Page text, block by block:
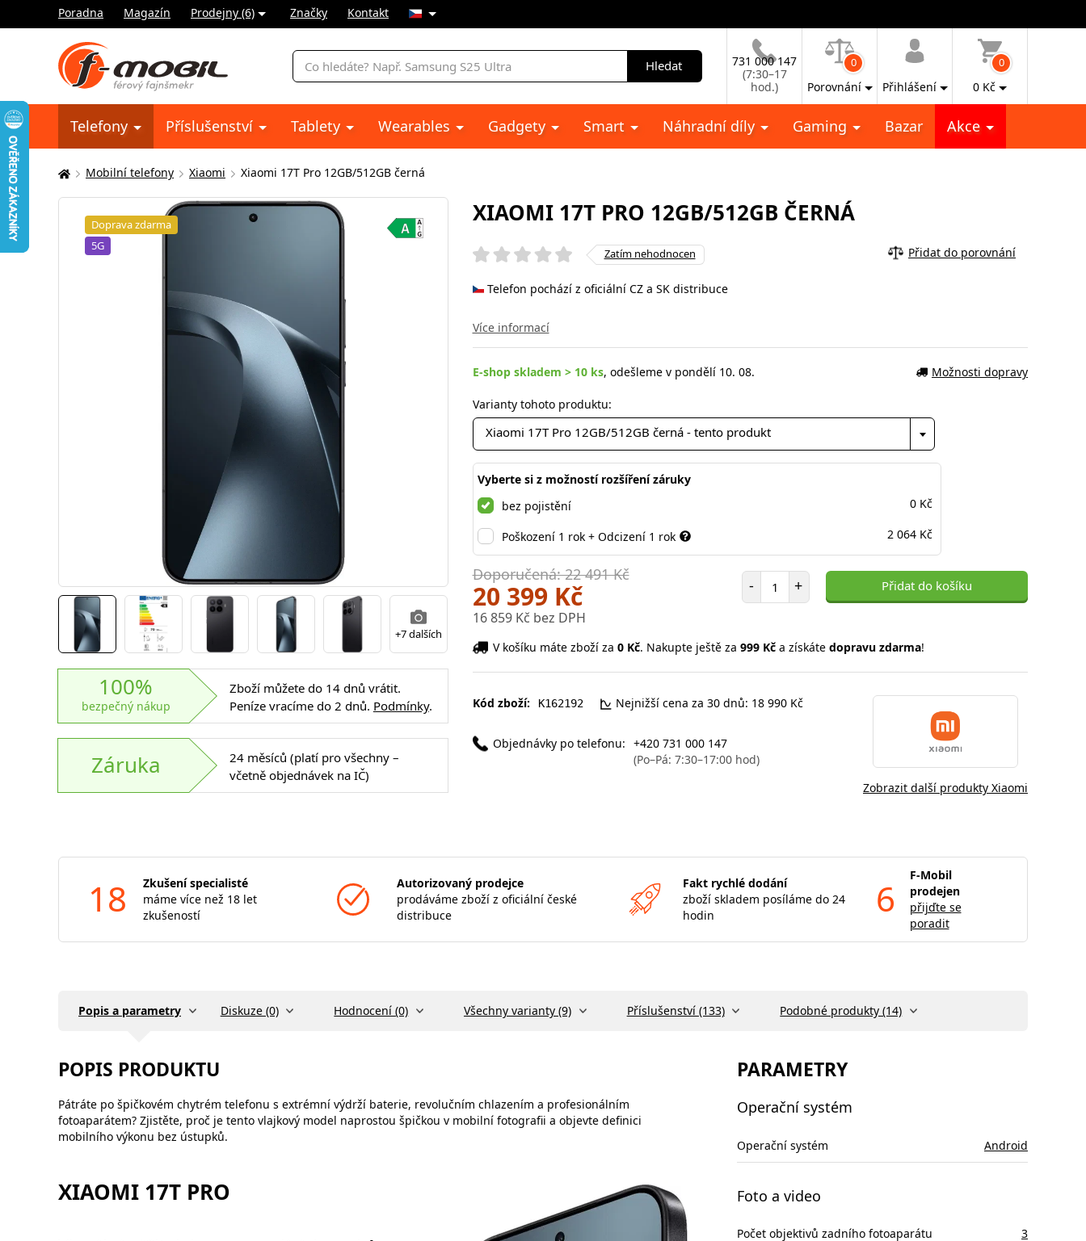
Poradna Magazín Prodejny (6) Značky Kontakt
Vyhledávání
Hledat
731 000 147
(7:30–17
hod.)
0
Porovnání Přihlášení
0
0 Kč
Telefony Příslušenství Tablety Wearables Gadgety Smart Náhradní díly Gaming Bazar Akce
Zde
se
Mobilní telefony Xiaomi Xiaomi 17T Pro 12GB/512GB černá
Doprava zdarma
5G
+7 dalších
100%
bezpečný nákup
Zboží můžete do 14 dnů vrátit.
Peníze vracíme do 2 dnů. Podmínky.
Záruka
24 měsíců (platí pro všechny –
včetně objednávek na IČ)
XIAOMI 17T PRO 12GB/512GB ČERNÁ
Zatím nehodnocen Přidat do porovnání
Telefon pochází z oficiální CZ a SK distribuce
Více informací
E-shop skladem > 10 ks, odešleme v pondělí 10. 08. Možnosti dopravy
Varianty tohoto produktu:
Xiaomi 17T Pro 12GB/512GB černá - tento produkt
Vyberte si z možností rozšíření záruky
bez pojistění
0 Kč
Poškození 1 rok + Odcizení 1 rok 2 064 Kč
Doporučená: 22 491 Kč
20 399 Kč
16 859 Kč bez DPH
- Počet položek
+ Přidat do košíku
V košíku máte zboží za 0 Kč. Nakupte ještě za 999 Kča získáte dopravu zdarma!
Kód zboží: K162192 Nejnižší cena za 30 dnů: 18 990 Kč
Objednávky po telefonu: +420 731 000 147
(Po–Pá: 7:30–17:00 hod)
Zobrazit další produkty Xiaomi
18
Zkušení specialisté
máme více než 18 let
zkušeností
Autorizovaný prodejce
prodáváme zboží z oficiální české
distribuce
Fakt rychlé dodání
zboží skladem posíláme do 24
hodin
6
F-Mobil
prodejen
přijďte se
poradit
Popis a parametry Diskuze (0) Hodnocení (0) Všechny varianty (9) Příslušenství (133) Podobné produkty (14)
POPIS PRODUKTU
Pátráte po špičkovém chytrém telefonu s extrémní výdrží baterie, revolučním chlazením a profesionálním
fotoaparátem? Zjistěte, proč je tento vlajkový model naprostou špičkou v mobilní fotografii a objevte definici
mobilního výkonu bez ústupků.
XIAOMI 17T PRO
PARAMETRY
Operační systém
Operační systém Android
Foto a video
Počet objektivů zadního fotoaparátu 3